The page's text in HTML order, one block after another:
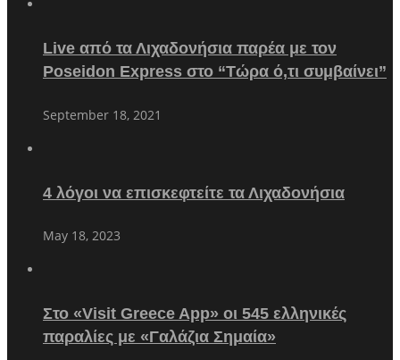
Live από τα Λιχαδονήσια παρέα με τον
Poseidon Express στο “Τώρα ό,τι συμβαίνει”
September 18, 2021
4 λόγοι να επισκεφτείτε τα Λιχαδονήσια
May 18, 2023
Στο «Visit Greece App» οι 545 ελληνικές
παραλίες με «Γαλάζια Σημαία»